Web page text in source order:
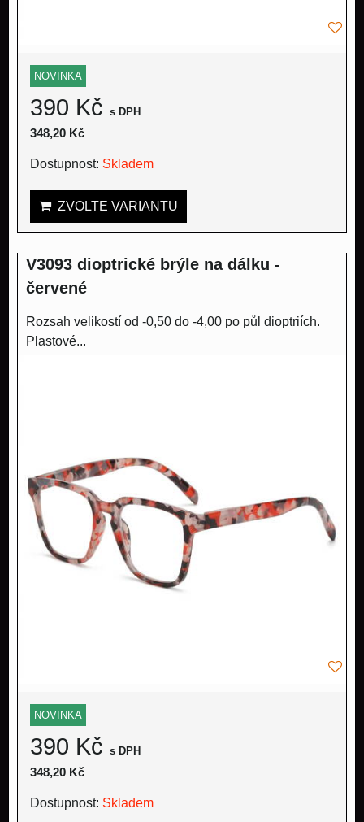
NOVINKA
390 Kč s DPH
348,20 Kč
Dostupnost: Skladem
ZVOLTE VARIANTU
V3093 dioptrické brýle na dálku -
červené
Rozsah velikostí od -0,50 do -4,00 po půl dioptriích.
Plastové...
NOVINKA
390 Kč s DPH
348,20 Kč
Dostupnost: Skladem